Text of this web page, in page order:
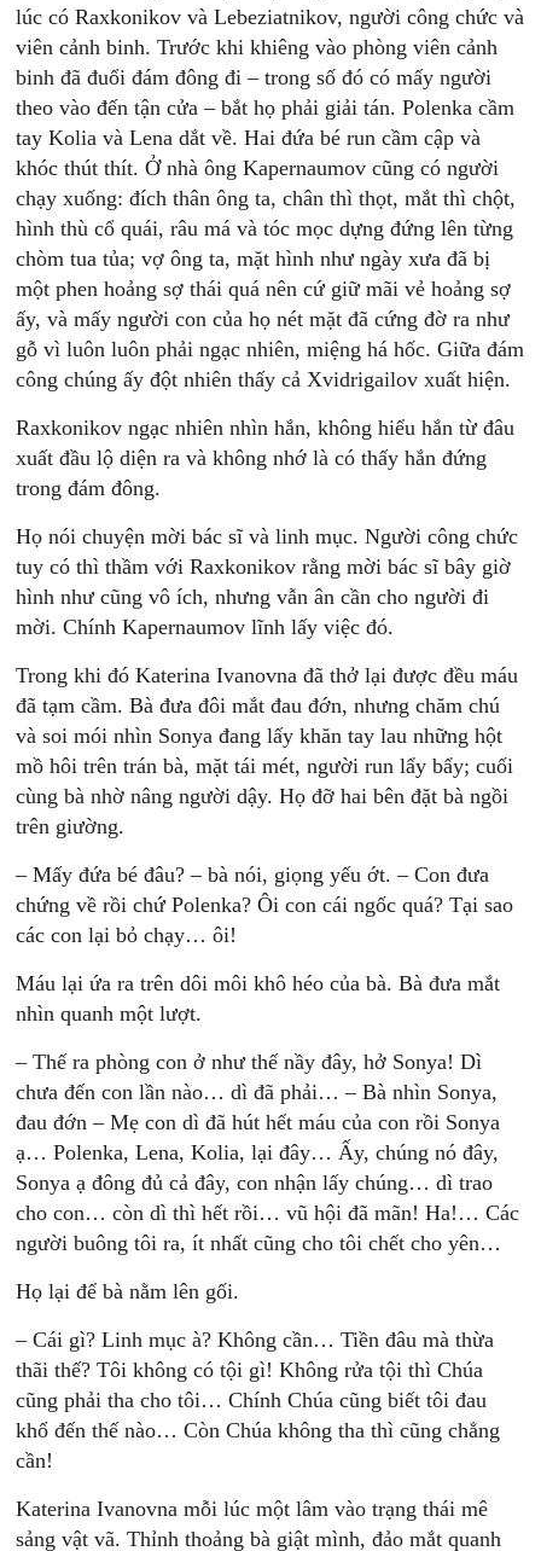
lúc có Raxkonikov và Lebeziatnikov, người công chức và
viên cảnh binh. Trước khi khiêng vào phòng viên cảnh
binh đã đuổi đám đông đi – trong số đó có mấy người
theo vào đến tận cửa – bắt họ phải giải tán. Polenka cầm
tay Kolia và Lena dắt về. Hai đứa bé run cầm cập và
khóc thút thít. Ở nhà ông Kapernaumov cũng có người
chạy xuống: đích thân ông ta, chân thì thọt, mắt thì chột,
hình thù cổ quái, râu má và tóc mọc dựng đứng lên từng
chòm tua tủa; vợ ông ta, mặt hình như ngày xưa đã bị
một phen hoảng sợ thái quá nên cứ giữ mãi vẻ hoảng sợ
ấy, và mấy người con của họ nét mặt đã cứng đờ ra như
gỗ vì luôn luôn phải ngạc nhiên, miệng há hốc. Giữa đám
công chúng ấy đột nhiên thấy cả Xvidrigailov xuất hiện.
Raxkonikov ngạc nhiên nhìn hắn, không hiểu hắn từ đâu
xuất đầu lộ diện ra và không nhớ là có thấy hắn đứng
trong đám đông.
Họ nói chuyện mời bác sĩ và linh mục. Người công chức
tuy có thì thầm với Raxkonikov rằng mời bác sĩ bây giờ
hình như cũng vô ích, nhưng vẫn ân cần cho người đi
mời. Chính Kapernaumov lĩnh lấy việc đó.
Trong khi đó Katerina Ivanovna đã thở lại được đều máu
đã tạm cầm. Bà đưa đôi mắt đau đớn, nhưng chăm chú
và soi mói nhìn Sonya đang lấy khăn tay lau những hột
mồ hôi trên trán bà, mặt tái mét, người run lẩy bẩy; cuối
cùng bà nhờ nâng người dậy. Họ đỡ hai bên đặt bà ngồi
trên giường.
– Mấy đứa bé đâu? – bà nói, giọng yếu ớt. – Con đưa
chứng về rồi chứ Polenka? Ôi con cái ngốc quá? Tại sao
các con lại bỏ chạy… ôi!
Máu lại ứa ra trên dôi môi khô héo của bà. Bà đưa mắt
nhìn quanh một lượt.
– Thế ra phòng con ở như thế nầy đây, hở Sonya! Dì
chưa đến con lần nào… dì đã phải… – Bà nhìn Sonya,
đau đớn – Mẹ con dì đã hút hết máu của con rồi Sonya
ạ… Polenka, Lena, Kolia, lại đây… Ấy, chúng nó đây,
Sonya ạ đông đủ cả đây, con nhận lấy chúng… dì trao
cho con… còn dì thì hết rồi… vũ hội đã mãn! Ha!… Các
người buông tôi ra, ít nhất cũng cho tôi chết cho yên…
Họ lại để bà nằm lên gối.
– Cái gì? Linh mục à? Không cần… Tiền đâu mà thừa
thãi thế? Tôi không có tội gì! Không rửa tội thì Chúa
cũng phải tha cho tôi… Chính Chúa cũng biết tôi đau
khổ đến thế nào… Còn Chúa không tha thì cũng chẳng
cần!
Katerina Ivanovna mỗi lúc một lâm vào trạng thái mê
sảng vật vã. Thỉnh thoảng bà giật mình, đảo mắt quanh